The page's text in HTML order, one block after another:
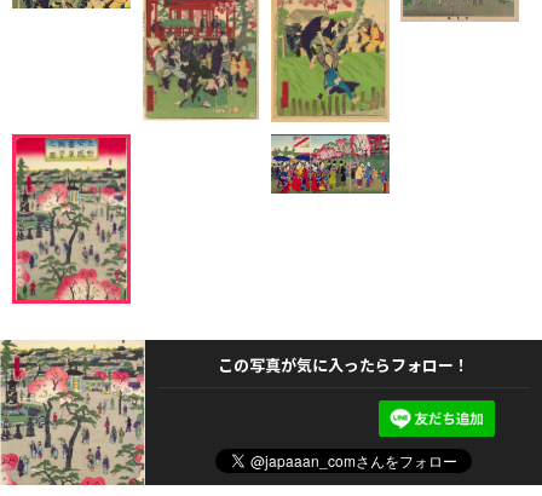
この写真が気に入ったらフォロー！